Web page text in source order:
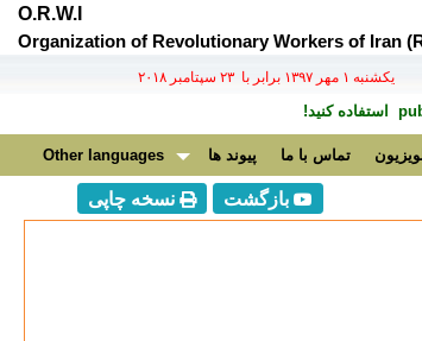
O.R.W.I
Organization of Revolutionary Workers of Iran
يكشنبه ۱ مهر ۱۳۹۷ برابر با ۲۳ سپتامبر ۲۰۱۸
استفاده کنید!
تماس با ما پیوند ها Other languages
بازگشت نسخه چاپی